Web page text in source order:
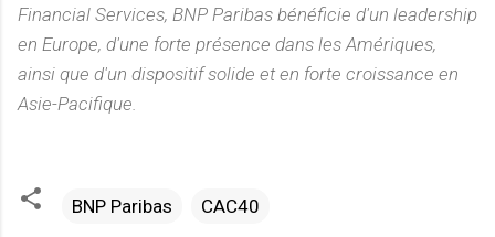
Financial Services, BNP Paribas bénéficie d'un leadership
en Europe, d'une forte présence dans les Amériques,
ainsi que d'un dispositif solide et en forte croissance en
Asie-Pacifique.
BNP Paribas CAC40